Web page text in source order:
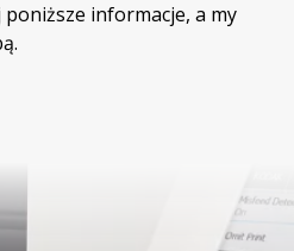
poniższe informacje, a my